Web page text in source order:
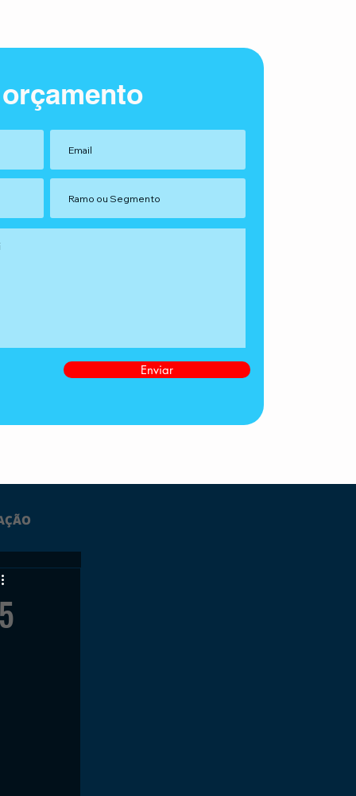
Enviar